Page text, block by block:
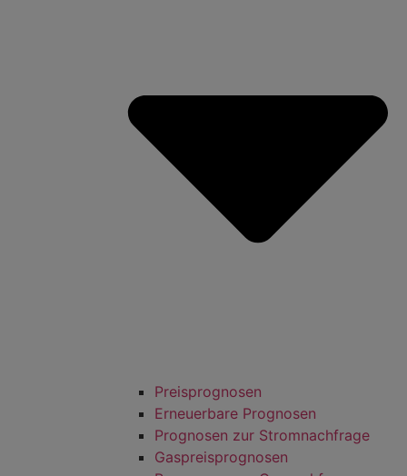
Preisprognosen
Erneuerbare Prognosen
Prognosen zur Stromnachfrage
Gaspreisprognosen